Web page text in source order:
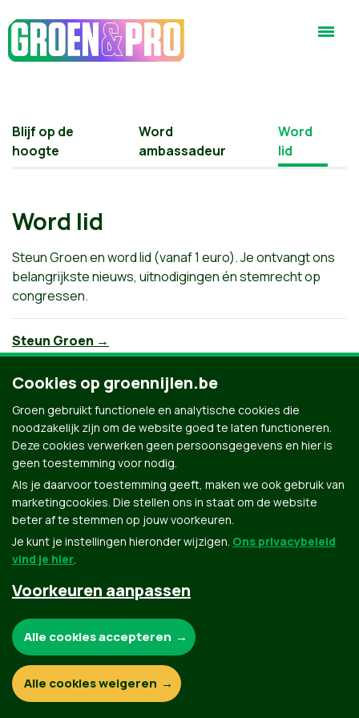
Blijf op de
hoogte
Word
ambassadeur
Word
lid
Word lid
Steun Groen en word lid (vanaf 1 euro). Je ontvangt ons
belangrijkste nieuws, uitnodigingen én stemrecht op
congressen.
Steun Groen →
Groen.be
Contact Privacybeleid
Cookies op groennijlen.be
Groen gebruikt functionele en analytische cookies die
noodzakelijk zijn om de website goed te laten functioneren.
Deze cookies verwerken geen persoonsgegevens en hier is
geen toestemming voor nodig.
Als je daarvoor toestemming geeft, maken we ook gebruik van
marketingcookies. Die stellen ons in staat om de website
beter af te stemmen op jouw voorkeuren.
Je kunt je instellingen hieronder wijzigen. Ons privacybeleid
vind je hier.
Voorkeuren aanpassen
Functionele en analytische cookies:
Alle cookies accepteren
Alle cookies weigeren